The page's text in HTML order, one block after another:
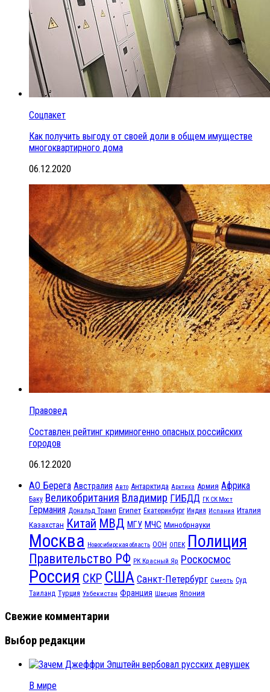
Соцпакет
Как получить выгоду от своей доли в общем имуществе
многоквартирного дома
06.12.2020
Правовед
Составлен рейтинг криминогенно опасных российских
городов
06.12.2020
АО Берега Австралия Авто Антарктида Арктика Армия Африка
Баку Великобритания Владимир ГИБДД ГК СК Мост
Германия Дональд Трамп Египет Екатеринбург Индия Испания Италия
Казахстан Китай МВД МГУ МЧС Минобрнауки
Москва Новосибирская область ООН ОПЕК Полиция
Правительство РФ РК Красный Яр Роскосмос
Россия СКР США Санкт-Петербург Смерть Суд
Таиланд Турция Узбекистан Франция Швеция Япония
Свежие комментарии
Выбор редакции
В мире